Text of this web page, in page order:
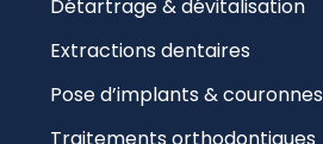
Détartrage & dévitalisation
Extractions dentaires
Pose d’implants & couronnes